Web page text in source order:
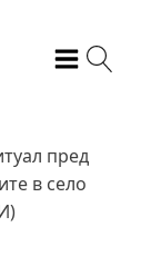
пред
в село